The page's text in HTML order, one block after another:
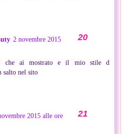
2 novembre 2015
che ai mostrato e il mio stile d
salto nel sito
2015 alle ore